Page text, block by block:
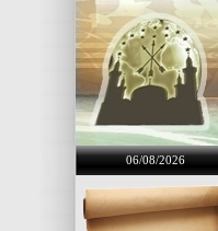
06/08/2026